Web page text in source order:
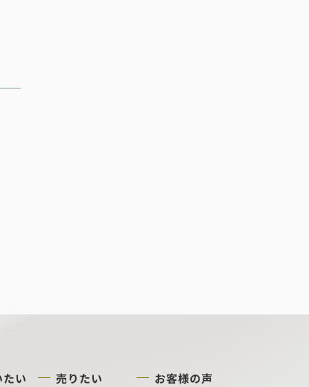
い
売りたい
お客様の声